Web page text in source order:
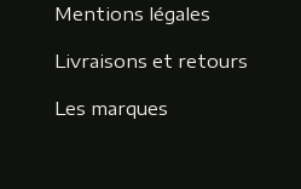
Mentions légales
Livraisons et retours
Les marques